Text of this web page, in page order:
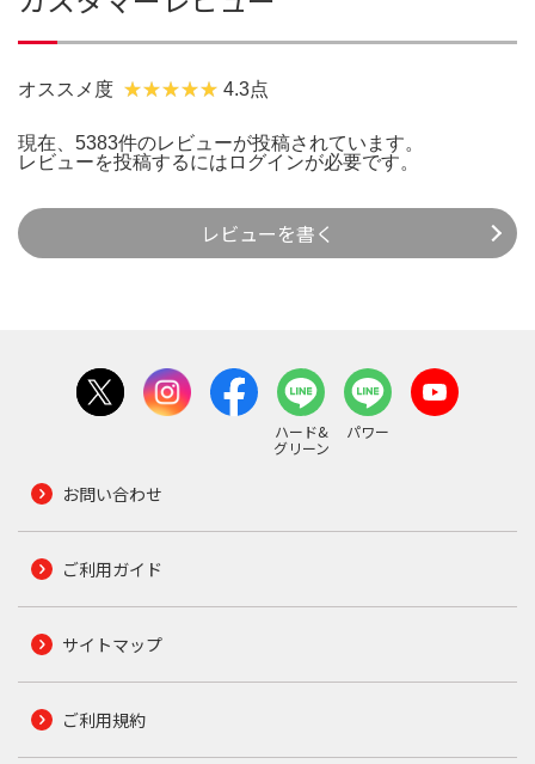
オススメ度 4.3点
現在、5383件のレビューが投稿されています。
レビューを投稿するには ログインが必要です。
レビューを書く
ハード&
グリーン
パワー
お問い合わせ
ご利用ガイド
サイトマップ
ご利用規約